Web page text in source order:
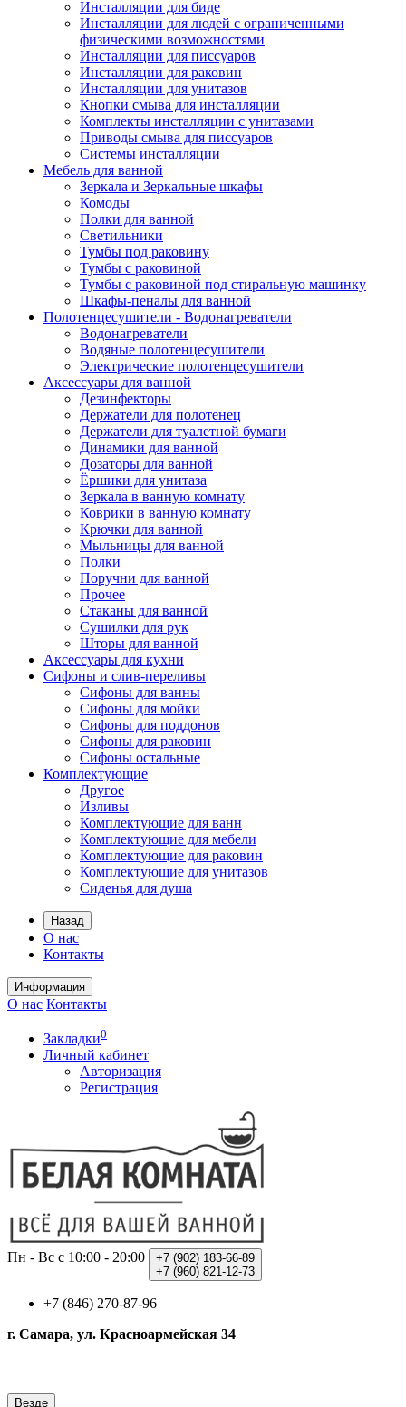
Инсталляции для биде
Инсталляции для людей с ограниченными
физическими возможностями
Инсталляции для писсуаров
Инсталляции для раковин
Инсталляции для унитазов
Кнопки смыва для инсталляции
Комплекты инсталляции с унитазами
Приводы смыва для писсуаров
Системы инсталляции
Мебель для ванной
Зеркала и Зеркальные шкафы
Комоды
Полки для ванной
Светильники
Тумбы под раковину
Тумбы с раковиной
Тумбы с раковиной под стиральную машинку
Шкафы-пеналы для ванной
Полотенцесушители - Водонагреватели
Водонагреватели
Водяные полотенцесушители
Электрические полотенцесушители
Аксессуары для ванной
Дезинфекторы
Держатели для полотенец
Держатели для туалетной бумаги
Динамики для ванной
Дозаторы для ванной
Ёршики для унитаза
Зеркала в ванную комнату
Коврики в ванную комнату
Крючки для ванной
Мыльницы для ванной
Полки
Поручни для ванной
Прочее
Стаканы для ванной
Сушилки для рук
Шторы для ванной
Аксессуары для кухни
Сифоны и слив-переливы
Сифоны для ванны
Сифоны для мойки
Сифоны для поддонов
Сифоны для раковин
Сифоны остальные
Комплектующие
Другое
Изливы
Комплектующие для ванн
Комплектующие для мебели
Комплектующие для раковин
Комплектующие для унитазов
Сиденья для душа
Назад
О нас
Контакты
Информация
О нас Контакты
Закладки0
Личный кабинет
Авторизация
Регистрация
Пн - Вс с 10:00 - 20:00 +7 (902) 183-66-89
+7 (960) 821-12-73
+7 (846) 270-87-96
г. Самара, ул. Красноармейская 34
Везде